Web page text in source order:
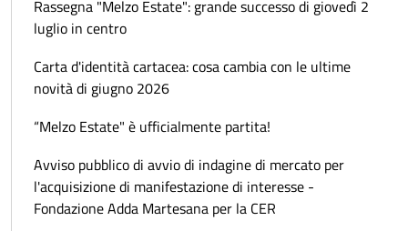
Rassegna "Melzo Estate": grande successo di giovedì 2
luglio in centro
Carta d'identità cartacea: cosa cambia con le ultime
novità di giugno 2026
“Melzo Estate" è ufficialmente partita!
Avviso pubblico di avvio di indagine di mercato per
l'acquisizione di manifestazione di interesse -
Fondazione Adda Martesana per la CER